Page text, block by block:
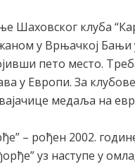
Шаховског клуба
у Врњачкој Бањи
пето место.
у Европи. За
медаља на
– рођен 2002.
уз наступе у